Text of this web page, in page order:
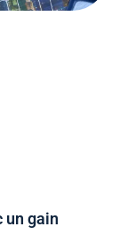
un gain